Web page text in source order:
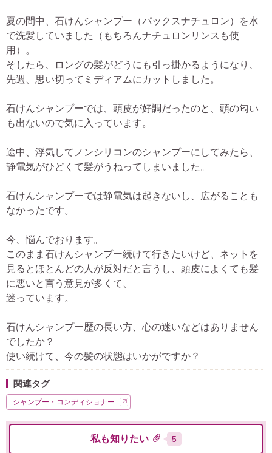
夏の間中、石けんシャンプー（パックスナチュロン）を水
で洗髪していました（もちろんナチュロンリンスも使
用）。
そしたら、ロングの髪がどうにも引っ掛かるようになり、
先週、思い切ってミディアムにカットしました。
石けんシャンプーでは、頭皮が好調だったのと、頭の匂い
も出ないので気に入っています。
途中、浮気してノンシリコンのシャンプーにしてみたら、
静電気がひどくて髪がうねってしまいました。
石けんシャンプーでは静電気は起きないし、広がることも
なかったです。
今、悩んでおります。
このまま石けんシャンプー続けて行きたいけど、ネットを
見るとほとんどの人が反対だと言うし、頭皮によくても髪
に悪いと言う意見が多くて、
迷っています。
石けんシャンプー歴の長い方、心の迷いなどはありません
でしたか？
使い続けて、今の髪の状態はいかがですか？
関連タグ
シャンプー・コンディショナー
私も知りたい 5